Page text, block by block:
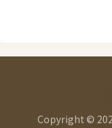
Copyright ©